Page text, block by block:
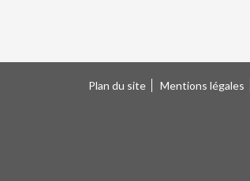
Plan du site Mentions légales